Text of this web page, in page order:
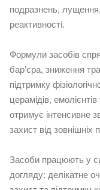
подразнень,
реактивності.
Формули засобів
бар’єра, зниження
підтримку
церамідів,
отримує інтенсивне
захист від зовнішніх
Засоби працюють у
догляду: делікатне